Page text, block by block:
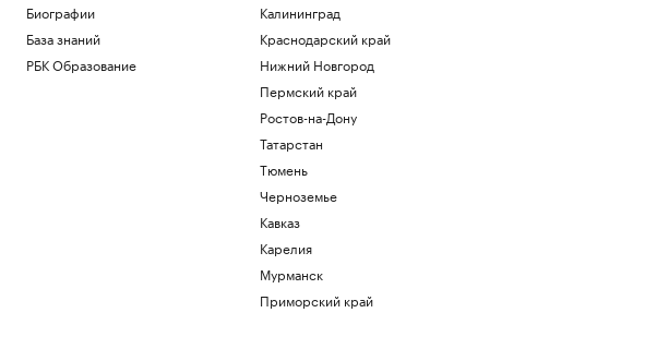
Биографии
База знаний
РБК Образование
Калининград
Краснодарский край
Нижний Новгород
Пермский край
Ростов-на-Дону
Татарстан
Тюмень
Черноземье
Кавказ
Карелия
Мурманск
Приморский край